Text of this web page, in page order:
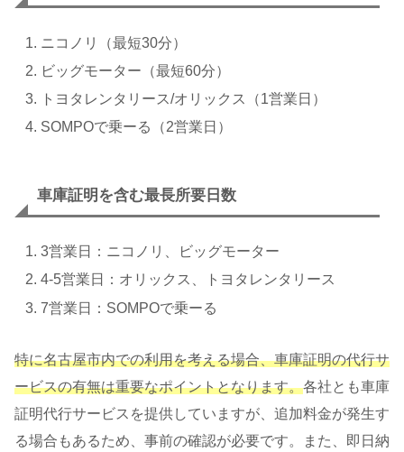
ニコノリ（最短30分）
ビッグモーター（最短60分）
トヨタレンタリース/オリックス（1営業日）
SOMPOで乗ーる（2営業日）
車庫証明を含む最長所要日数
3営業日：ニコノリ、ビッグモーター
4-5営業日：オリックス、トヨタレンタリース
7営業日：SOMPOで乗ーる
特に名古屋市内での利用を考える場合、車庫証明の代行サ
ービスの有無は重要なポイントとなります。各社とも車庫
証明代行サービスを提供していますが、追加料金が発生す
る場合もあるため、事前の確認が必要です。また、即日納